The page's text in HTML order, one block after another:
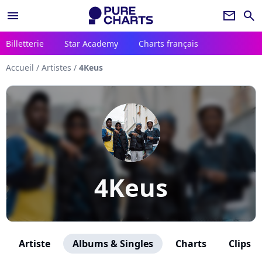
menu newsletter search
Billetterie Star Academy Charts français
Accueil / Artistes / 4Keus
4Keus
Artiste Albums & Singles Charts Clips